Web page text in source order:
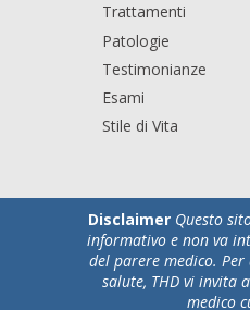
Trattamenti
Patologie
Testimonianze
Esami
Stile di Vita
Disclaimer Questo
informativo e non va
del parere medico.
salute, THD vi invita
medico